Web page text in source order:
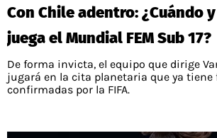
Con Chile adentro: ¿Cuándo
juega el Mundial FEM Sub 17?
De forma invicta, el equipo que dirige
jugará en la cita planetaria que ya tiene
confirmadas por la FIFA.